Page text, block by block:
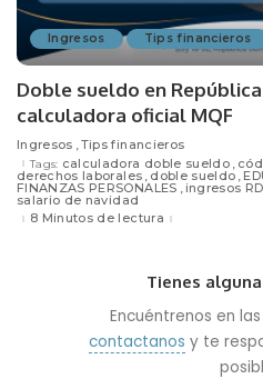
Ingresos Tips financieros
Doble sueldo en
calculadora oficial MQF
Ingresos Tips financieros
Tags: calculadora doble sueldo
derechos laborales doble sueldo
FINANZAS PERSONALES ingresos RD
salario de navidad
8 Minutos de lectura
Tienes
Encuéntrenos en
contactanos y te